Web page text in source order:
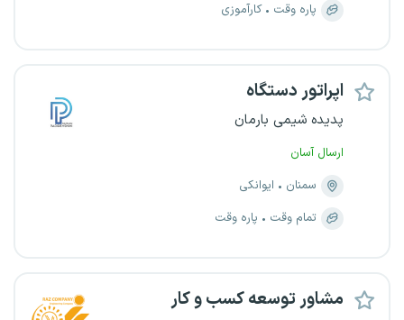
پاره وقت
کارآموزی
اپراتور دستگاه
پدیده شیمی بارمان
ارسال آسان
سمنان
ایوانکی
تمام وقت
پاره وقت
مشاور توسعه کسب‌ و کار